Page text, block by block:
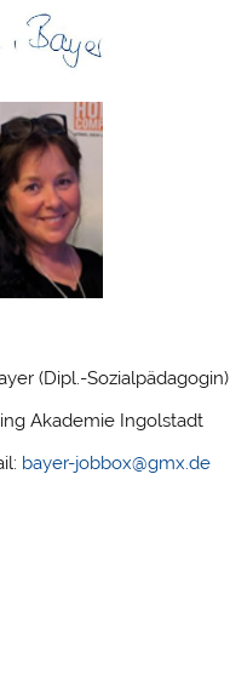
(Dipl.-Sozialpädagogin)
Akademie Ingolstadt
bayer-jobbox@gmx.de